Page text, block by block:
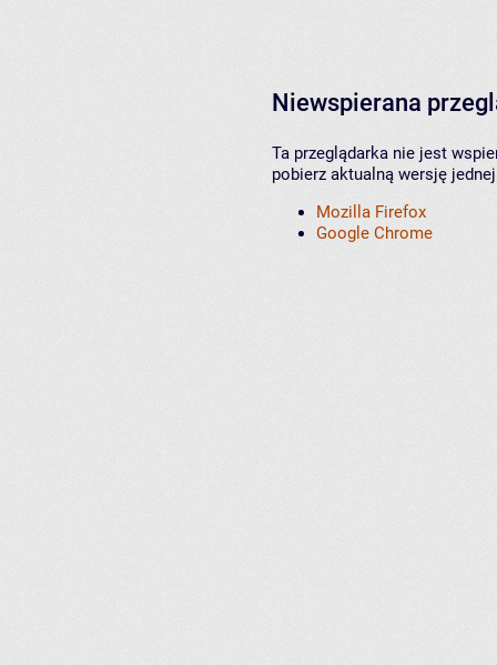
Niewspierana
Ta przeglądarka nie jest
pobierz aktualną wersję
Mozilla Firefox
Google Chrome